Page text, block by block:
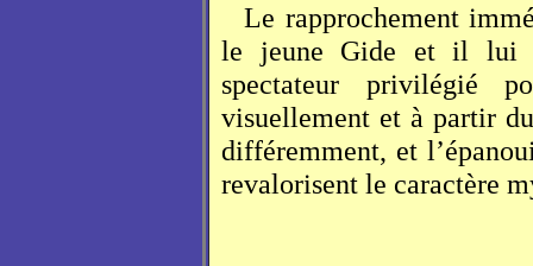
Le rapprochement
le jeune Gide et il lui
spectateur privilégié
visuellement et à partir
différemment, et
revalorisent le caractère